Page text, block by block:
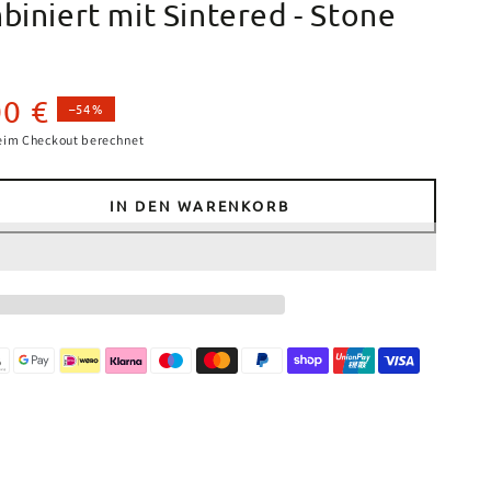
mit Sintered - Stone
€ –54%
Checkout berechnet
IN DEN WARENKORB